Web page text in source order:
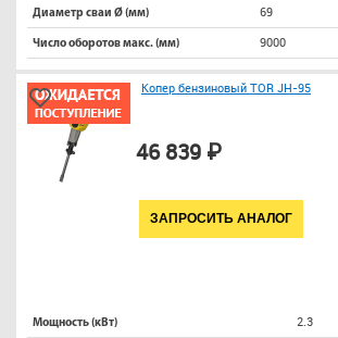
Диаметр сваи Ø (мм) 69
Число оборотов макс. (мм) 9000
Копер бензиновый TOR JH-95
46 839 ₽
ЗАПРОСИТЬ АНАЛОГ
Мощность (кВт) 2.3